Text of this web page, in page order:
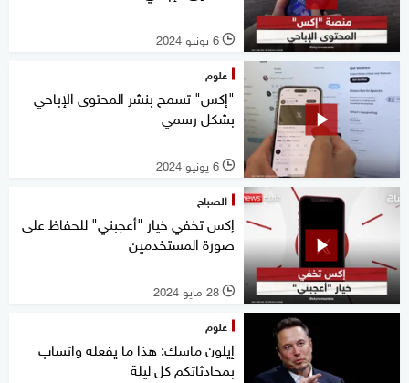
l 6 يونيو 2024
علوم
"إكس" تسمح بنشر المحتوى الإباحي
بشكل رسمي
l 6 يونيو 2024
الصباح
إكس تخفي خيار "أعجبني" للحفاظ على
صورة المستخدمين
l 28 مايو 2024
علوم
إيلون ماسك: هذا ما يفعله واتساب
بمحادثاتكم كل ليلة